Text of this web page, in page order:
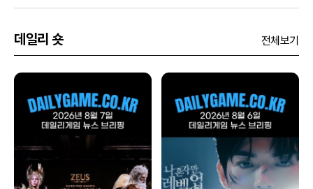
데일리 숏 전체보기